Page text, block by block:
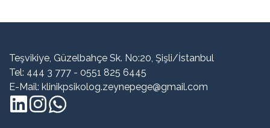
Teşvikiye, Güzelbahçe Sk. No:20, Şişli/İstanbul
Tel: 444 3 777 - 0551 825 6445
E-Mail: klinikpsikolog.zeynepege@gmail.com